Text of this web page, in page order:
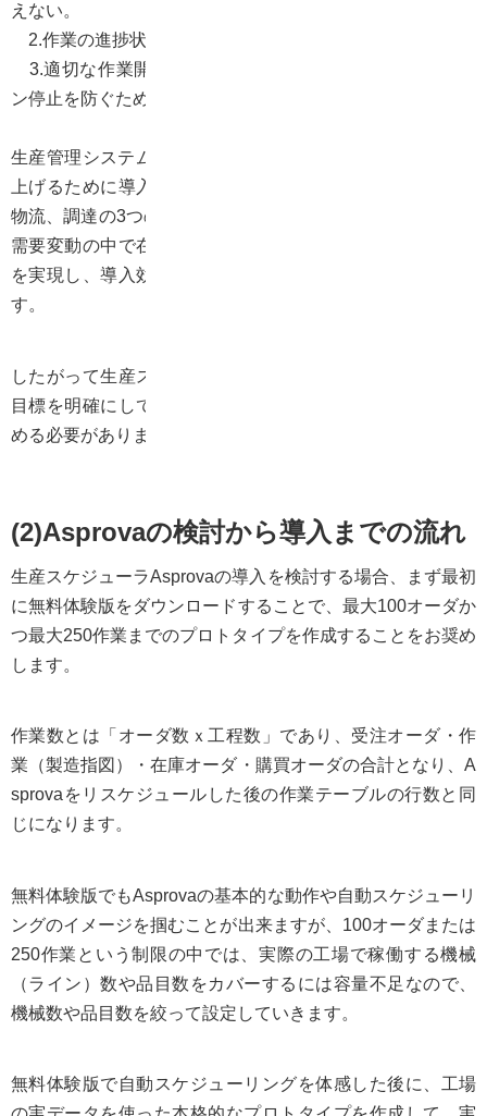
えない。
2.作業の進捗状況が見えず顧客に納期回答が出来ない
3.適切な作業開始日時がわからず、材料欠品によるライ
ン停止を防ぐために、材料倉庫がモノで溢れている。
生産管理システム（ERP）は部門ごとの情報管理レベルを
上げるために導入されますが、生産スケジューラは生産、
物流、調達の3つの視点からの業務改善を目的としており、
需要変動の中で在庫や作業員の最適化と生産設備の平準化
を実現し、導入効果を定量的に評価できるソフトウェアで
す。
したがって生産スケジューラ導入を検討する際には、まず
目標を明確にして何をもって成功とするかの評価基準を決
める必要があります。
(2)Asprovaの検討から導入までの流れ
生産スケジューラAsprovaの導入を検討する場合、まず最初
に無料体験版をダウンロードすることで、最大100オーダか
つ最大250作業までのプロトタイプを作成することをお奨め
します。
作業数とは「オーダ数ｘ工程数」であり、受注オーダ・作
業（製造指図）・在庫オーダ・購買オーダの合計となり、A
sprovaをリスケジュールした後の作業テーブルの行数と同
じになります。
無料体験版でもAsprovaの基本的な動作や自動スケジューリ
ングのイメージを掴むことが出来ますが、100オーダまたは
250作業という制限の中では、実際の工場で稼働する機械
（ライン）数や品目数をカバーするには容量不足なので、
機械数や品目数を絞って設定していきます。
無料体験版で自動スケジューリングを体感した後に、工場